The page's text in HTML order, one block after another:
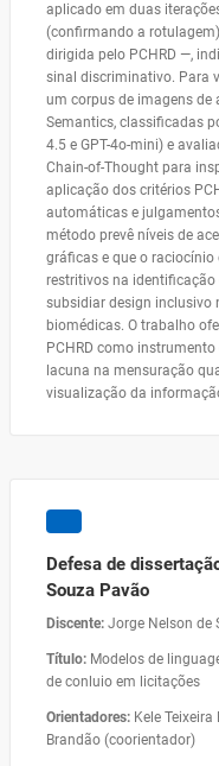
aplicado em duas
(confirmando a
dirigida pelo PCHRD —,
sinal discriminativo. Para
um corpus de imagens de
Semantics, classificadas
4.5 e GPT-4o-mini) e
Chain-of-Thought para
aplicação dos critérios
automáticas e
método prevê níveis de
gráficas e que o
restritivos na identificação
subsidiar design inclusivo
biomédicas. O trabalho
PCHRD como
lacuna na mensuração
visualização da
Defesa de
Souza Pavão
Discente: Jorge Nelson de
Título: Modelos de
de conluio em licitações
Orientadores: Kele
Brandão (coorientador)